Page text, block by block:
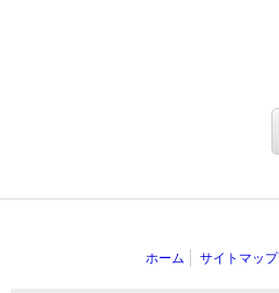
ホーム サイトマップ